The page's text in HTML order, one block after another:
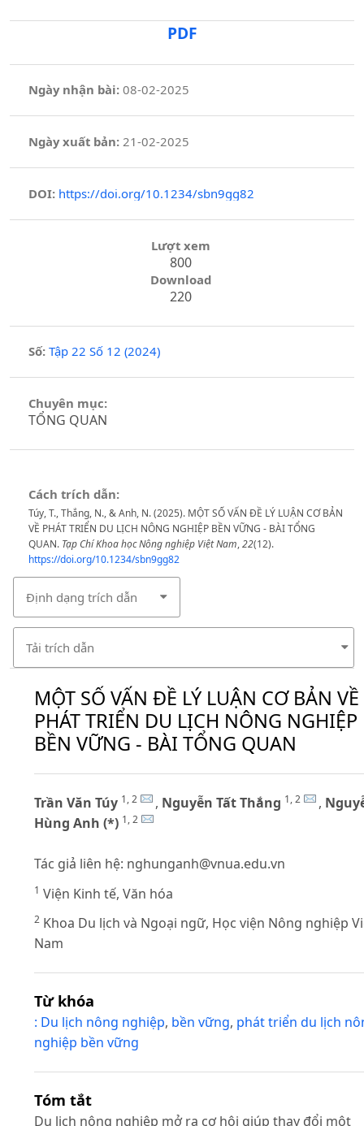
PDF
Ngày nhận bài: 08-02-2025
Ngày xuất bản: 21-02-2025
DOI: https://doi.org/10.1234/sbn9gg82
Lượt xem
800
Download
220
Số: Tập 22 Số 12 (2024)
Chuyên mục:
TỔNG QUAN
Cách trích dẫn:
Túy, T., Thắng, N., & Anh, N. (2025). MỘT SỐ VẤN ĐỀ LÝ LUẬN CƠ BẢN
VỀ PHÁT TRIỂN DU LỊCH NÔNG NGHIỆP BỀN VỮNG - BÀI TỔNG
QUAN. Tạp Chí Khoa học Nông nghiệp Việt Nam,22(12).
https://doi.org/10.1234/sbn9gg82
Định dạng trích dẫn
Tải trích dẫn
MỘT SỐ VẤN ĐỀ LÝ LUẬN CƠ BẢN VỀ
PHÁT TRIỂN DU LỊCH NÔNG NGHIỆP
BỀN VỮNG - BÀI TỔNG QUAN
Trần Văn Túy 1, 2 , Nguyễn Tất Thắng 1, 2 ,
Hùng Anh (*) 1, 2
Tác giả liên hệ: nghunganh@vnua.edu.vn
1 Viện Kinh tế, Văn hóa
2 Khoa Du lịch và Ngoại ngữ, Học viện Nông nghiệp
Nam
Từ khóa
: Du lịch nông nghiệp, bền vững, phát triển du lịch
nghiệp bền vững
Tóm tắt
Du lịch nông nghiệp mở ra cơ hội giúp thay đổi một